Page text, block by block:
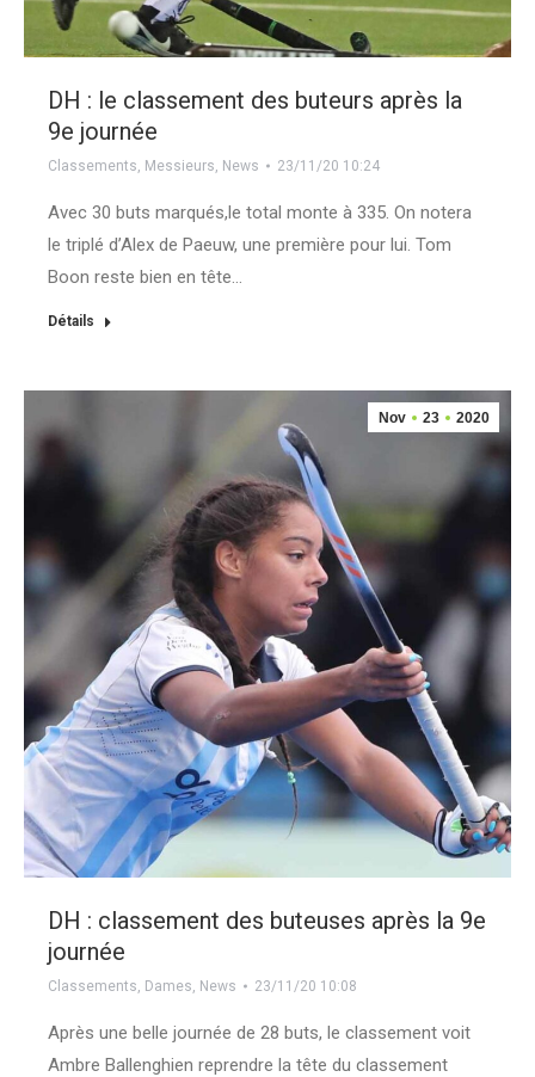
DH : le classement des buteurs après la
9e journée
Classements, Messieurs, News 23/11/20 10:24
Avec 30 buts marqués,le total monte à 335. On notera
le triplé d’Alex de Paeuw, une première pour lui. Tom
Boon reste bien en tête…
Détails
Nov 23 2020
DH : classement des buteuses après la 9e
journée
Classements, Dames, News 23/11/20 10:08
Après une belle journée de 28 buts, le classement voit
Ambre Ballenghien reprendre la tête du classement